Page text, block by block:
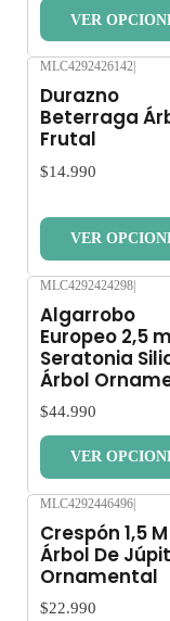
VER
MLC4292426142
Durazno
Beterraga
Frutal
$14.990
VER
MLC4292424298|
Algarrobo
Europeo 2,5
Seratonia
Árbol
$44.990
VER
MLC4292446496|
Crespón 1,5 M
Árbol De
Ornamental
$22.990